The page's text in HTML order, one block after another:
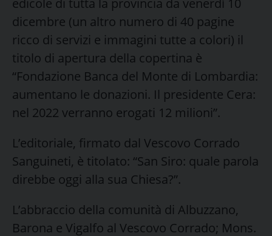
dicembre (un altro numero di 40 pagine
ricco di servizi e immagini tutte a colori) il
titolo di apertura della copertina è
“Fondazione Banca del Monte di Lombardia:
aumentano le donazioni. Il presidente Cera:
nel 2022 verranno erogati 12 milioni”.
L’editoriale, firmato dal Vescovo Corrado
Sanguineti, è titolato: “San Siro: quale parola
direbbe oggi alla sua Chiesa?”.
L’abbraccio della comunità di Albuzzano,
Barona e Vigalfo al Vescovo Corrado; Mons.